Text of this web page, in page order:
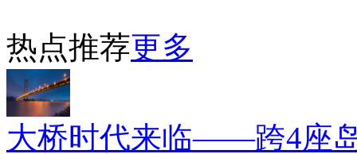
热点推荐更多
大桥时代来临——跨4座